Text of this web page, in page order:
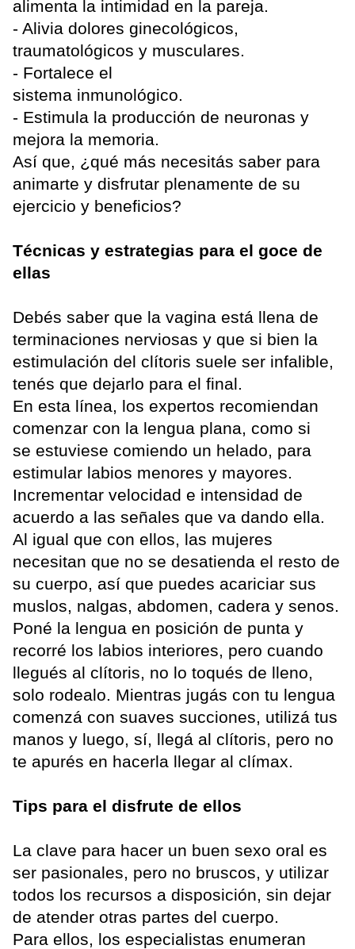
alimenta la intimidad en la pareja.
- Alivia dolores ginecológicos,
traumatológicos y musculares.
- Fortalece el
sistema inmunológico.
- Estimula la producción de neuronas y
mejora la memoria.
Así que, ¿qué más necesitás saber para
animarte y disfrutar plenamente de su
ejercicio y beneficios?
Técnicas y estrategias para el goce de
ellas
Debés saber que la vagina está llena de
terminaciones nerviosas y que si bien la
estimulación del clítoris suele ser infalible,
tenés que dejarlo para el final.
En esta línea, los expertos recomiendan
comenzar con la lengua plana, como si
se estuviese comiendo un helado, para
estimular labios menores y mayores.
Incrementar velocidad e intensidad de
acuerdo a las señales que va dando ella.
Al igual que con ellos, las mujeres
necesitan que no se desatienda el resto de
su cuerpo, así que puedes acariciar sus
muslos, nalgas, abdomen, cadera y senos.
Poné la lengua en posición de punta y
recorré los labios interiores, pero cuando
llegués al clítoris, no lo toqués de lleno,
solo rodealo. Mientras jugás con tu lengua
comenzá con suaves succiones, utilizá tus
manos y luego, sí, llegá al clítoris, pero no
te apurés en hacerla llegar al clímax.
Tips para el disfrute de ellos
La clave para hacer un buen sexo oral es
ser pasionales, pero no bruscos, y utilizar
todos los recursos a disposición, sin dejar
de atender otras partes del cuerpo.
Para ellos, los especialistas enumeran